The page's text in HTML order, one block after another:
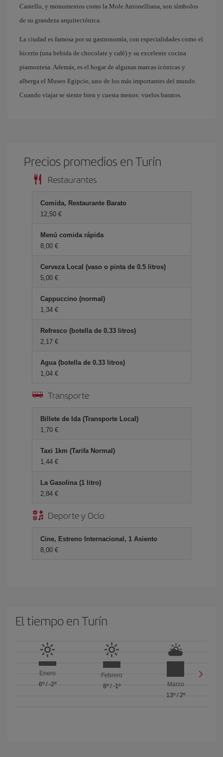
Castello, y monumentos como la Mole Antonelliana, son símbolos
de su grandeza arquitectónica.
La ciudad es famosa por su gastronomía, con especialidades como el
bicerin (una bebida de chocolate y café) y su excelente cocina
piamontesa. Además, es el hogar de algunas marcas icónicas y
alberga el Museo Egipcio, uno de los más importantes del mundo.
Cuando viajar se siente bien y cuesta menos: vuelos baratos.
Precios promedios en Turín
Restaurantes
Comida, Restaurante Barato
12,50 €
Menú comida rápida
8,00 €
Cerveza Local (vaso o pinta de 0.5 litros)
5,00 €
Cappuccino (normal)
1,34 €
Refresco (botella de 0.33 litros)
2,17 €
Agua (botella de 0.33 litros)
1,04 €
Transporte
Billete de Ida (Transporte Local)
1,70 €
Taxi 1km (Tarifa Normal)
1,44 €
La Gasolina (1 litro)
2,84 €
Deporte y Ocio
Cine, Estreno Internacional, 1 Asiento
8,00 €
El tiempo en Turín
Enero
6º/ -2º
Febrero
8º/ -1º
Marzo
13º/ 2º